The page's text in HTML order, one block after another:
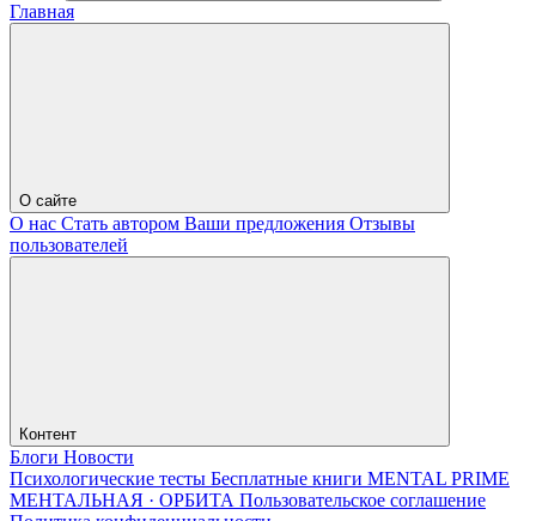
Главная
О сайте
О нас Стать автором Ваши предложения Отзывы
пользователей
Контент
Блоги Новости
Психологические тесты Бесплатные книги MENTAL PRIME
МЕНТАЛЬНАЯ · ОРБИТА Пользовательское соглашение